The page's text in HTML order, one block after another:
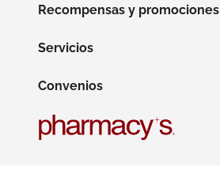
Recompensas y promociones
Servicios
Convenios